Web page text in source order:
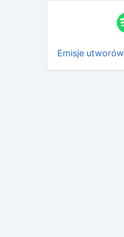
Emisje utworów